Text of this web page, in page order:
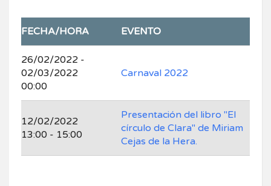
FECHA/HORA EVENTO
26/02/2022 -
02/03/2022
00:00
Carnaval 2022
12/02/2022
13:00 - 15:00
Presentación del libro "El
círculo de Clara" de Miriam
Cejas de la Hera.